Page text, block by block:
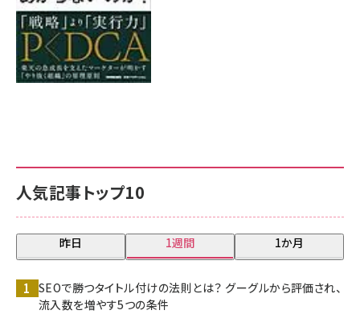
人気記事トップ10
昨日 1週間 1か月
SEOで勝つタイトル付けの法則とは？ グーグルから評価され、
流入数を増やす5つの条件